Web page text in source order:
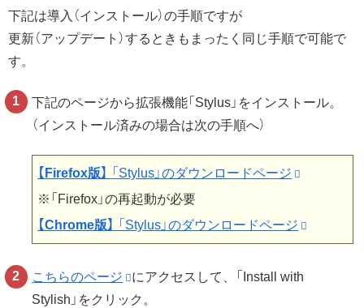
下記は導入（インストール）の手順ですが
更新（アップデート）するときもまったく同じ手順で可能で
す。
下記のページから拡張機能「Stylus」をインストール。
（インストール済みの場合は次の手順へ）
【Firefox版】
「Stylus」のダウンロードページ
※「Firefox」の再起動が必要
【Chrome版】
「Stylus」のダウンロードページ
こちらのページ
にアクセスして、「Install with
Stylish」をクリック。